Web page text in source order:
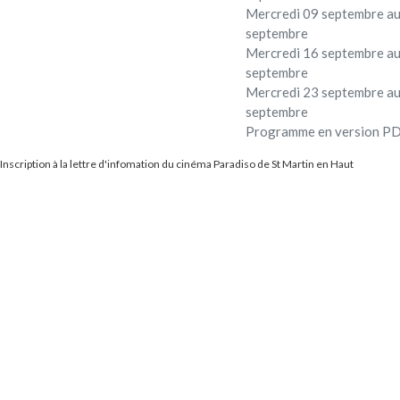
Mercredi 09 septembre
septembre
Mercredi 16 septembre
septembre
Mercredi 23 septembre
septembre
Programme en version
Inscription à la lettre d'infomation du cinéma Paradiso de St Martin en Haut